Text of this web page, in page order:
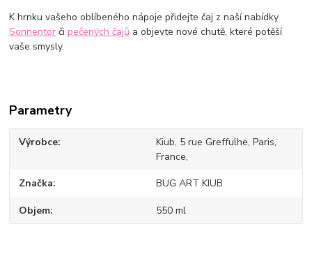
K hrnku vašeho oblíbeného nápoje přidejte čaj z naší nabídky
Sonnentor čipečených čajů a objevte nové chutě, které potěší
vaše smysly.
Parametry
Výrobce
Kiub, 5 rue Greffulhe, Paris,
France,
Značka BUG ART KIUB
Objem 550 ml